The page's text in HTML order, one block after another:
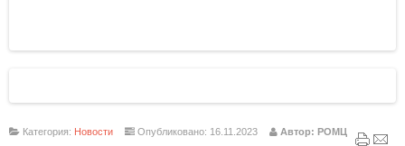
Категория: Новости Опубликовано: 16.11.2023 Автор: РОМЦ